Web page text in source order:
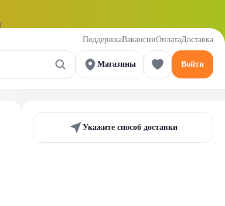
ПоддержкаВакансииОплатаДоставка
Магазины Войти
Укажите способ доставки